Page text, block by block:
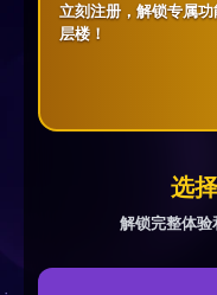
立刻注册，解锁专属
层楼！
选
解锁完整体验